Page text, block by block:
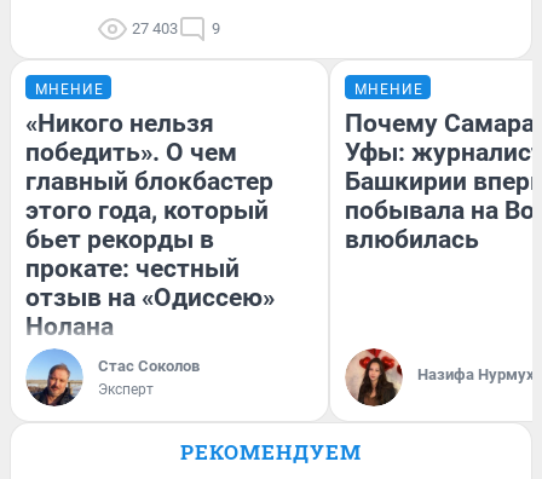
27 403 9
МНЕНИЕ
«Никого нельзя
победить». О чем
главный блокбастер
этого года, который
бьет рекорды в
прокате: честный
отзыв на «Одиссею»
Нолана
Стас Соколов
Эксперт
МНЕНИЕ
Почему Самара
Уфы:
Башкирии
побывала на
влюбилась
Назифа
РЕКОМЕНДУЕМ